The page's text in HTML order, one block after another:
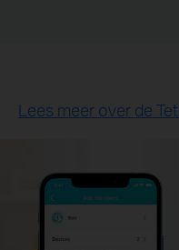
Lees meer over de